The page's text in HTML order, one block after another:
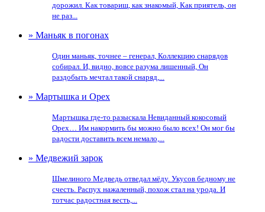
дорожил. Как товарищ, как знакомый, Как приятель, он
не раз...
» Маньяк в погонах
Один маньяк, точнее – генерал, Коллекцию снарядов
собирал. И, видно, вовсе разума лишенный, Он
раздобыть мечтал такой снаряд,...
» Мартышка и Орех
Мартышка где-то разыскала Невиданный кокосовый
Орех… Им накормить бы можно было всех! Он мог бы
радости доставить всем немало,...
» Медвежий зарок
Шмелиного Медведь отведал мёду. Укусов бедному не
счесть. Распух нажаленный, похож стал на урода. И
тотчас радостная весть,...